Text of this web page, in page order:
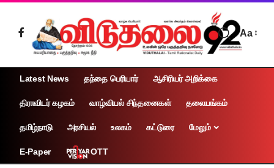
Aa
Latest News தந்தை பெரியார் ஆசிரியர் அறிக்கை
திராவிடர் கழகம் வாழ்வியல் சிந்தனைகள் தலையங்கம்
தமிழ்நாடு அரசியல் உலகம் கட்டுரை மேலும்
E-Paper OTT